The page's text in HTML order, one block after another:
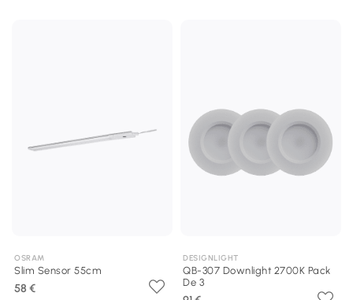
OSRAM
Slim Sensor 55cm
58 €
DESIGNLIGHT
QB-307 Downlight 2700K Pack
De 3